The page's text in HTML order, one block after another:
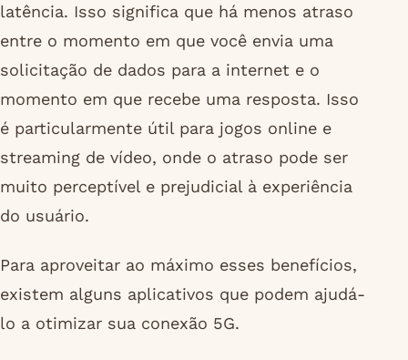
latência. Isso significa que há menos atraso
entre o momento em que você envia uma
solicitação de dados para a internet e o
momento em que recebe uma resposta. Isso
é particularmente útil para jogos online e
streaming de vídeo, onde o atraso pode ser
muito perceptível e prejudicial à experiência
do usuário.
Para aproveitar ao máximo esses benefícios,
existem alguns aplicativos que podem ajudá-
lo a otimizar sua conexão 5G.